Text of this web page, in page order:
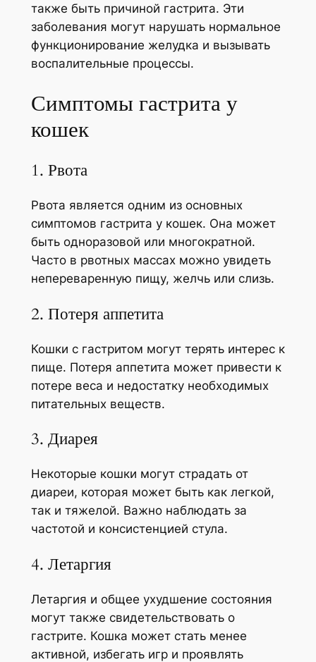
также быть причиной гастрита. Эти
заболевания могут нарушать нормальное
функционирование желудка и вызывать
воспалительные процессы.
Симптомы гастрита у
кошек
1. Рвота
Рвота является одним из основных
симптомов гастрита у кошек. Она может
быть одноразовой или многократной.
Часто в рвотных массах можно увидеть
непереваренную пищу, желчь или слизь.
2. Потеря аппетита
Кошки с гастритом могут терять интерес к
пище. Потеря аппетита может привести к
потере веса и недостатку необходимых
питательных веществ.
3. Диарея
Некоторые кошки могут страдать от
диареи, которая может быть как легкой,
так и тяжелой. Важно наблюдать за
частотой и консистенцией стула.
4. Летаргия
Летаргия и общее ухудшение состояния
могут также свидетельствовать о
гастрите. Кошка может стать менее
активной, избегать игр и проявлять